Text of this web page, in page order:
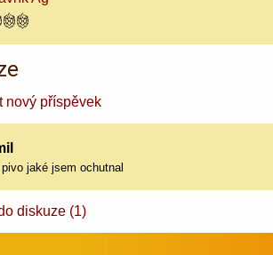
nový příspěvek
jaké jsem ochutnal
diskuze (1)